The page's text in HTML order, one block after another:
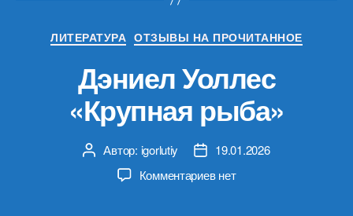
Рубрики
ЛИТЕРАТУРА ОТЗЫВЫ НА ПРОЧИТАННОЕ
Дэниел Уоллес
«Крупная рыба»
Автор
записи
Автор: igorlutiy
Дата19.01.2026
Комментариевк
нет